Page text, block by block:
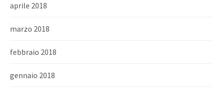
aprile 2018
marzo 2018
febbraio 2018
gennaio 2018